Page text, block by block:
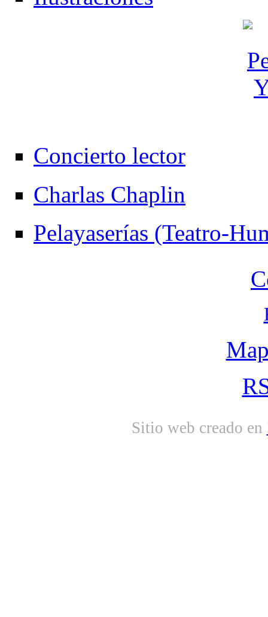
Concierto lector
Charlas Chaplin
Pelayaserías (Teatro-
Sitio web creado en